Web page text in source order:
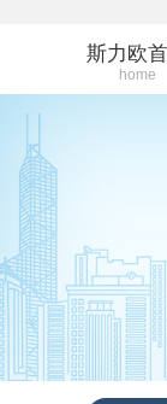
斯力欧
home